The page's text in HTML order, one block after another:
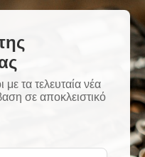
Κάλυμμα λεκάνης
LEGEND Soft-Close Slim